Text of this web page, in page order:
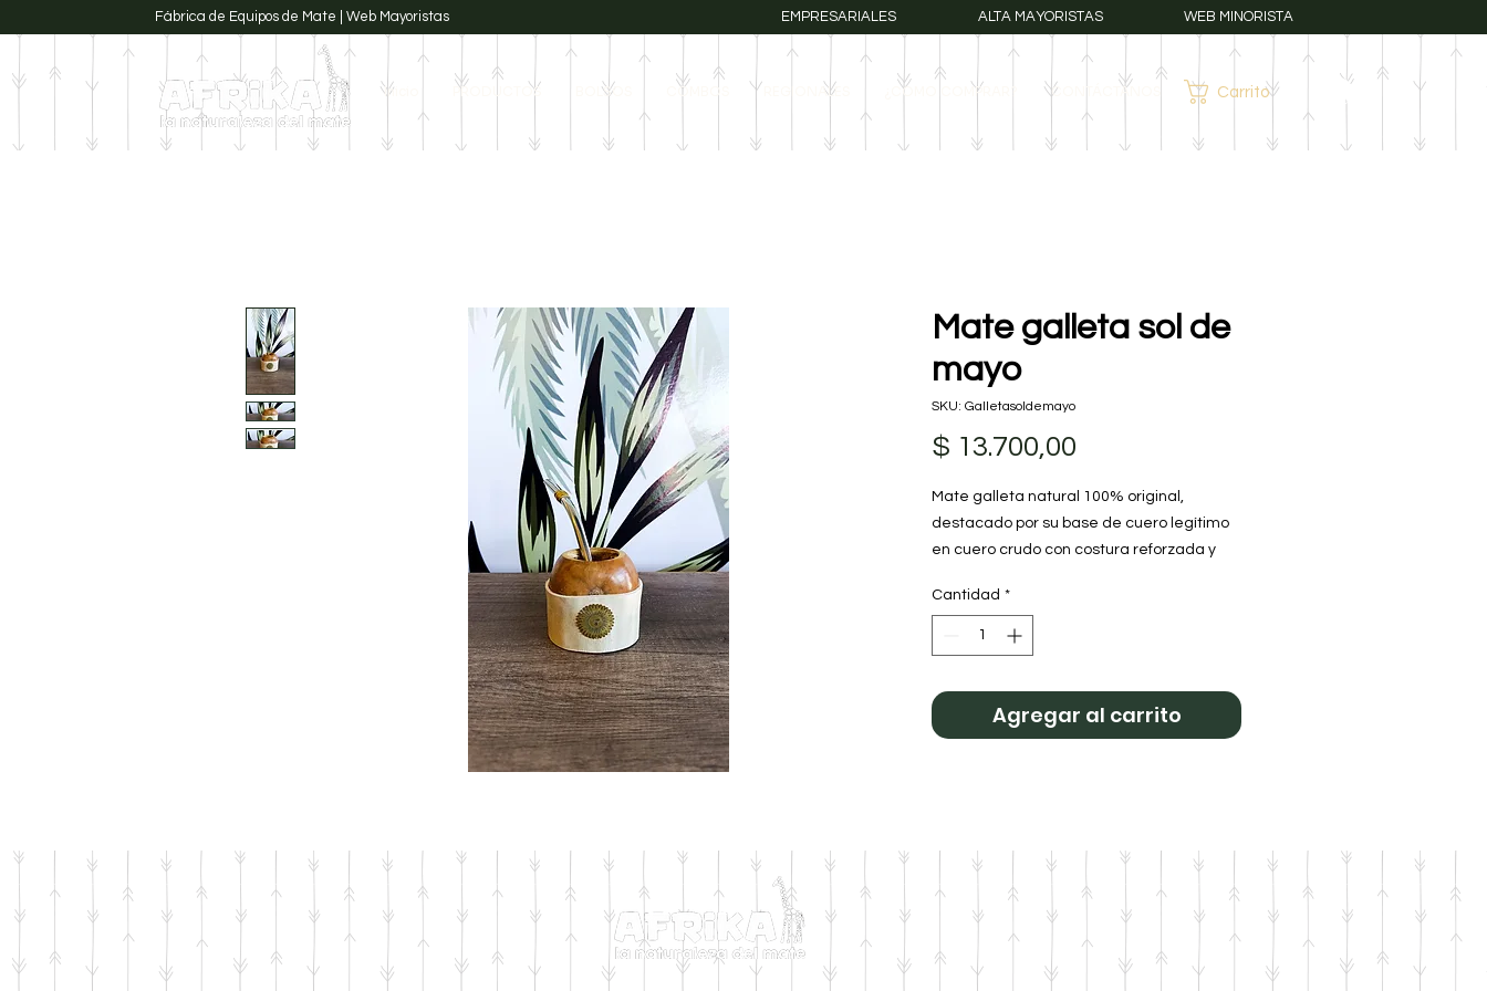
Fábrica de Equipos de Mate | Web Mayoristas EMPRESARIALES ALTA MAYORISTAS WEB MINORISTA
Inicio PRODUCTOS BOLSOS COMBOS REGIONALES ¿COMO COMPRAR? CONTÁCTANOS Carrito Iniciar sesión
Mate galleta sol de
mayo
SKU: Galletasoldemayo
$ 13.700,00
​Mate galleta natural 100% original,
destacado por su base de cuero legítimo
en cuero crudo con costura reforzada y
tradicional, cómodo al agarre y con una
excelente terminación artesanal.
Cantidad *
Agregar al carrito